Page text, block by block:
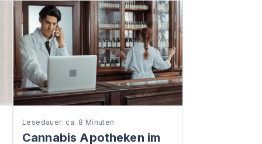
Lesedauer: ca. 8 Minuten
Cannabis Apotheken im